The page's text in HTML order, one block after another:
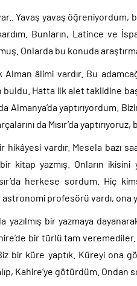
Yavaş yavaş öğreniyordum,
Bunların, Latince ve
Onlarda bu konuda
âlimi vardır. Bu
Hatta ilk alet taklidine
da Almanya’da yaptırıyordum.
da Mısır’da
hikâyesi vardır. Mesela bazı
kitap yazmış. Onların ikisini
herkese sordum. Hiç
profesörü vardı, ona
yazılmış bir yazmaya
bir türlü tam
bir küre yaptık. Küreyi ona
Kahire’ye götürdüm. Ondan